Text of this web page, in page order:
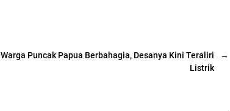
→
Warga Puncak Papua Berbahagia, Desanya Kini Teraliri
Listrik